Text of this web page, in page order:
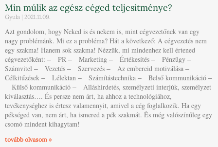
Min múlik az egész céged teljesítménye?
Gyula 2021.11.09.
Azt gondolom, hogy Neked is és nekem is, mint cégvezetőnek van egy
nagy problémánk. Mi ez a probléma? Hát a következő: A cégvezetés nem
egy szakma! Hanem sok szakma! Nézzük, mi mindenhez kell értened
cégvezetőként: ‒ PR ‒ Marketing ‒ Értékesítés ‒ Pénzügy ‒
Számvitel ‒ Vezetés ‒ Szervezés ‒ Az embereid motiválása ‒
Célkitűzések ‒ Lélektan ‒ Számítástechnika ‒ Belső kommunikáció ‒
Külső kommunikáció ‒ Álláshirdetés, személyzeti interjúk, személyzet
kiválasztás…. És persze nem árt, ha ahhoz a technológiához,
tevékenységhez is értesz valamennyit, amivel a cég foglalkozik. Ha egy
pékséged van, nem árt, ha ismered a pék szakmát. És még valószínűleg egy
csomó mindent kihagytam!
tovább olvasom »